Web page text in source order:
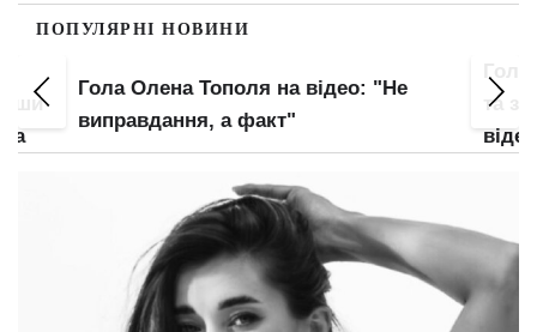
ПОПУЛЯРНІ НОВИНИ
Гола Олена Тополя на відео: "Не
виправдання, а факт"
та